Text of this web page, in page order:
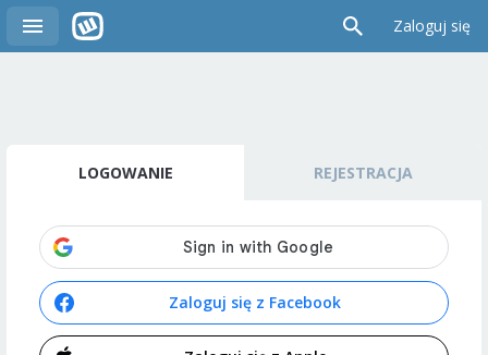
Zaloguj się
LOGOWANIE REJESTRACJA
Zaloguj się z Facebook